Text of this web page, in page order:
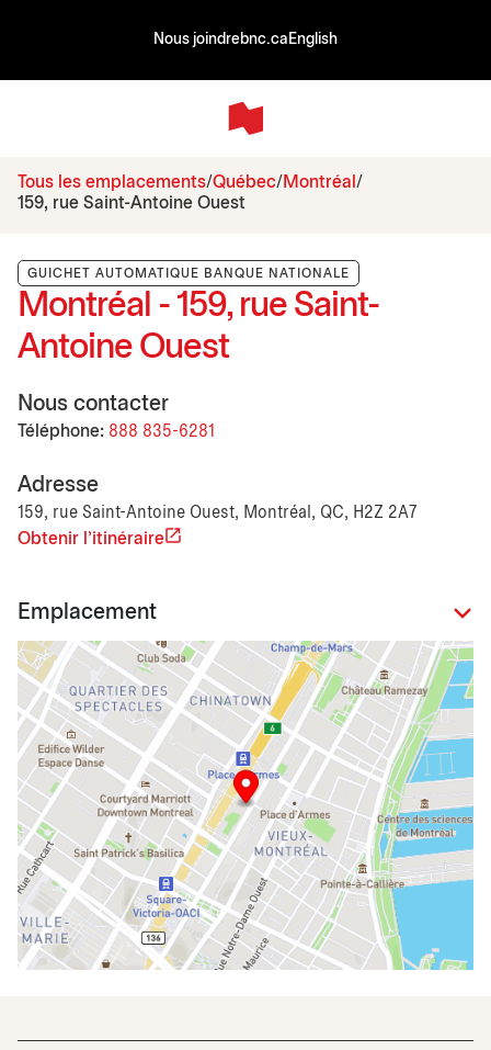
Nous joindrebnc.ca English
Tous les emplacements Québec
Montréal
159, rue Saint-Antoine Ouest
GUICHET AUTOMATIQUE BANQUE NATIONALE
Montréal - 159, rue Saint-
Antoine Ouest
Nous contacter
Téléphone: 888 835-6281
Adresse
159, rue Saint-Antoine Ouest, Montréal, QC, H2Z 2A7
Obtenir l'itinéraire
Emplacement